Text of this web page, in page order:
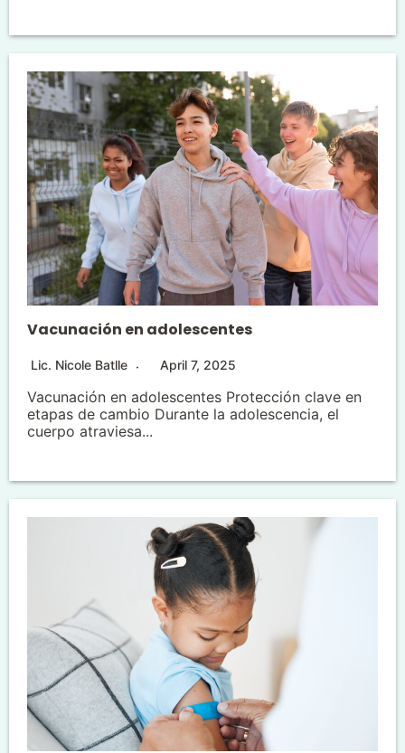
Vacunación en adolescentes
Lic. Nicole Batlle April 7, 2025
Vacunación en adolescentes Protección clave en
etapas de cambio Durante la adolescencia, el
cuerpo atraviesa...